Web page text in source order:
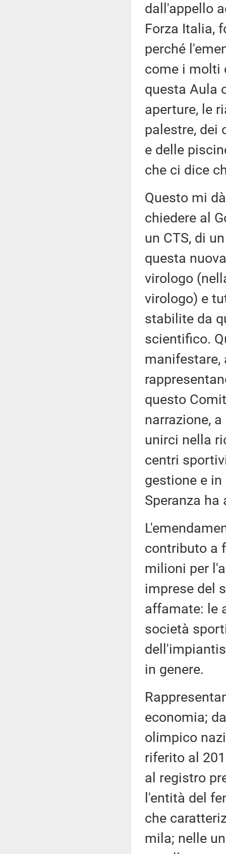
dall'appello
Forza Italia,
perché
come i molti
questa Aula
aperture, le
palestre, dei
e delle
che ci dice
Questo mi
chiedere al
un CTS, di
questa
virologo
virologo) e
stabilite da
scientifico.
manifestare,
questo
narrazione,
unirci nella
centri
gestione e
Speranza
contributo a
milioni per
imprese del
affamate: le
società
in genere.
economia;
olimpico
riferito al
al registro
l'entità del
che
mila; nelle